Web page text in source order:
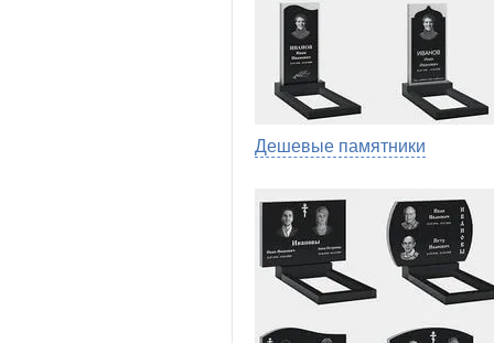
Дешевые памятники